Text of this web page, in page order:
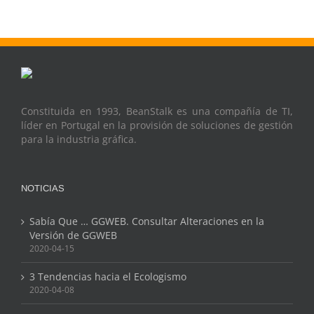
Constituida en 1993, BeanStalk es una compañía de TI,
líder en Portugal en la provisión de soluciones de gestión
para la industria gráfica.
NOTICIAS
Sabía Que … GGWEB. Consultar Alteraciones en la
Versión de GGWEB
2020-04-15
3 Tendencias hacia el Ecologismo
2020-04-08